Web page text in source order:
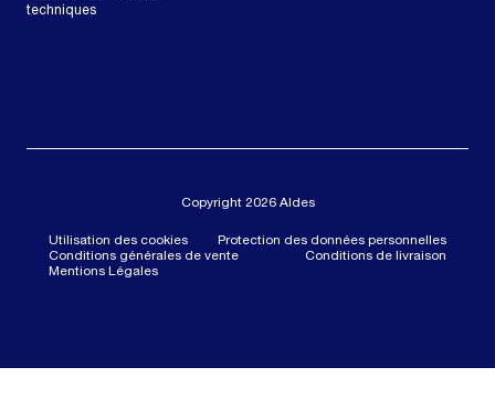
techniques
Copyright 2026 Aldes
Utilisation des cookies
Protection des données personnelles
Conditions générales de vente
Conditions de livraison
Mentions Légales